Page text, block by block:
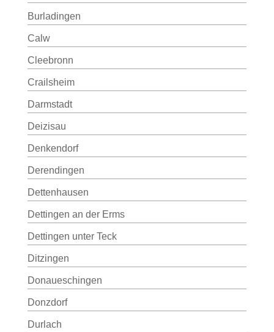
Burladingen
Calw
Cleebronn
Crailsheim
Darmstadt
Deizisau
Denkendorf
Derendingen
Dettenhausen
Dettingen an der Erms
Dettingen unter Teck
Ditzingen
Donaueschingen
Donzdorf
Durlach